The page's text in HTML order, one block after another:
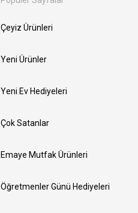
Çeyiz Ürünleri
Yeni Ürünler
Yeni Ev Hediyeleri
Çok Satanlar
Emaye Mutfak Ürünleri
Öğretmenler Günü Hediyeleri